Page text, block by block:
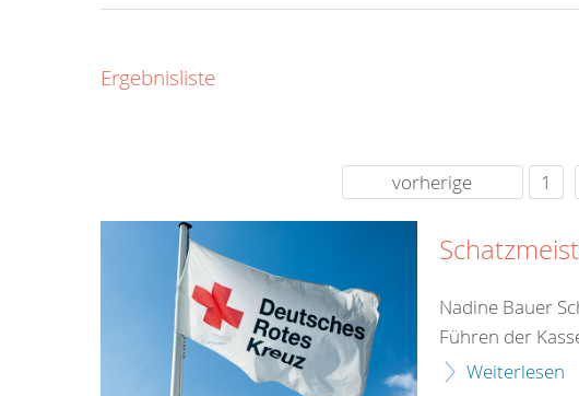
gerne.
rund um die Uhr
Ergebnisliste
vorherige
1
Nadine Bauer
Führen der
Weiterlesen